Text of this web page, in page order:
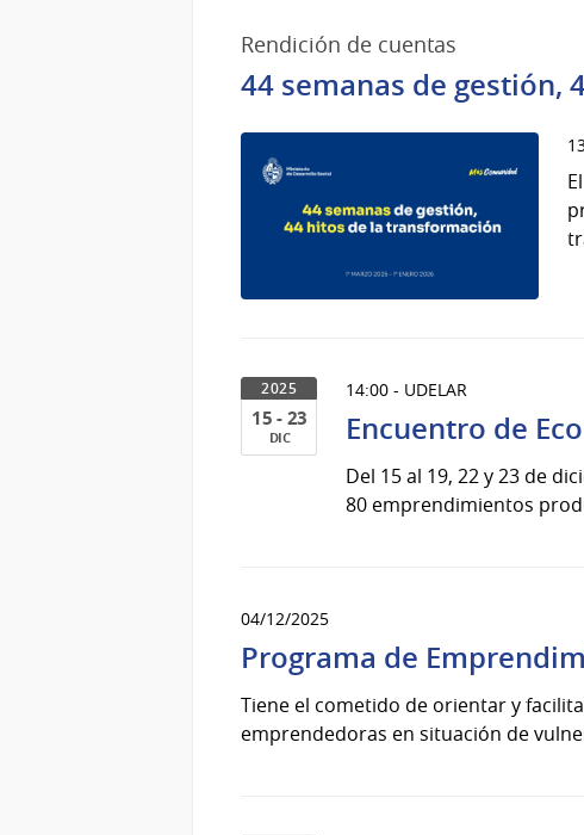
Rendición de cuentas
44 semanas de gestión,
2025
15 - 23
DIC
del
14:00 - UDELAR
Encuentro de
Del 15 al 19, 22 y 23 de
80 emprendimientos
04/12/2025
Programa de
Tiene el cometido de orientar y
emprendedoras en situación de